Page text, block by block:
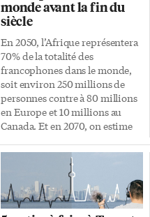
monde avant la fin du
siècle
En 2050, l’Afrique représentera
70% de la totalité des
francophones dans le monde,
soit environ 250 millions de
personnes contre à 80 millions
en Europe et 10 millions au
Canada. Et en 2070, on estime
s’élèvera à au moins 450
millions et peut-être jusqu’à 750
millions, encore ici grâce à la
croissance de l’Afrique. Dans la
nouvelle édition 2019 de leur